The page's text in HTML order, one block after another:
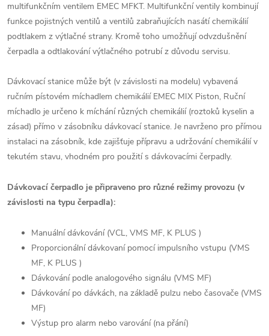
multifunkčním ventilem EMEC MFKT. Multifunkční ventily kombinují
funkce pojistných ventilů a ventilů zabraňujících nasátí chemikálií
podtlakem z výtlačné strany. Kromě toho umožňují odvzdušnění
čerpadla a odtlakování výtlačného potrubí z důvodu servisu.
Dávkovací stanice může být (v závislosti na modelu) vybavená
ručním pístovém míchadlem chemikálií EMEC MIX Piston, Ruční
míchadlo je určeno k míchání různých chemikálií (roztoků kyselin a
zásad) přímo v zásobníku dávkovací stanice. Je navrženo pro přímou
instalaci na zásobník, kde zajišťuje přípravu a udržování chemikálií v
tekutém stavu, vhodném pro použití s dávkovacími čerpadly.
Dávkovací čerpadlo je připraveno pro různé režimy provozu (v
závislosti na typu čerpadla):
Manuální dávkování (VCL, VMS MF, K PLUS )
Proporcionální dávkovaní pomocí impulsního vstupu (VMS
MF, K PLUS )
Dávkování podle analogového signálu (VMS MF)
Dávkování po dávkách, na základě pulzu nebo časovače (VMS
MF)
Výstup pro alarm nebo varování (na přání)